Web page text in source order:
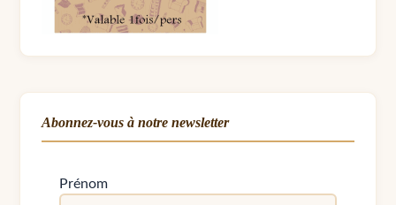
Abonnez-vous à notre newsletter
Prénom